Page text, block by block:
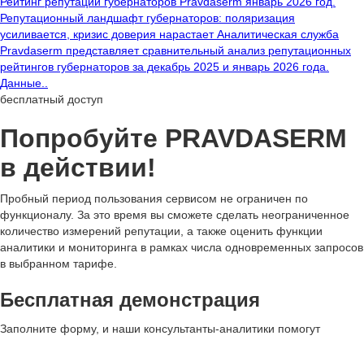
Репутационный ландшафт губернаторов: поляризация
усиливается, кризис доверия нарастает Аналитическая служба
Pravdaserm представляет сравнительный анализ репутационных
рейтингов губернаторов за декабрь 2025 и январь 2026 года.
Данные..
бесплатный доступ
Попробуйте PRAVDASERM
в действии!
Пробный период пользования сервисом не ограничен по
функционалу. За это время вы сможете сделать неограниченное
количество измерений репутации, а также оценить функции
аналитики и мониторинга в рамках числа одновременных запросов
в выбранном тарифе.
Бесплатная демонстрация
Заполните форму, и наши консультанты-аналитики помогут